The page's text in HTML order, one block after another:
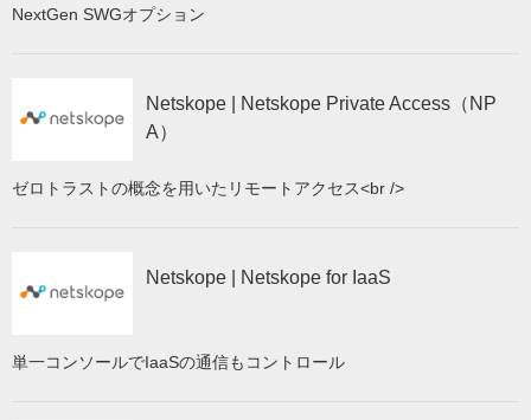
NextGen SWGオプション
Netskope | Netskope Private Access（NP
A）
ゼロトラストの概念を用いたリモートアクセス<br />
Netskope | Netskope for IaaS
単一コンソールでIaaSの通信もコントロール